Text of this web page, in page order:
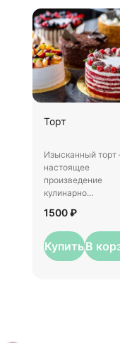
Торт
Изысканный торт
настоящее
произведение
кулинарно...
1500 ₽
КупитьВ